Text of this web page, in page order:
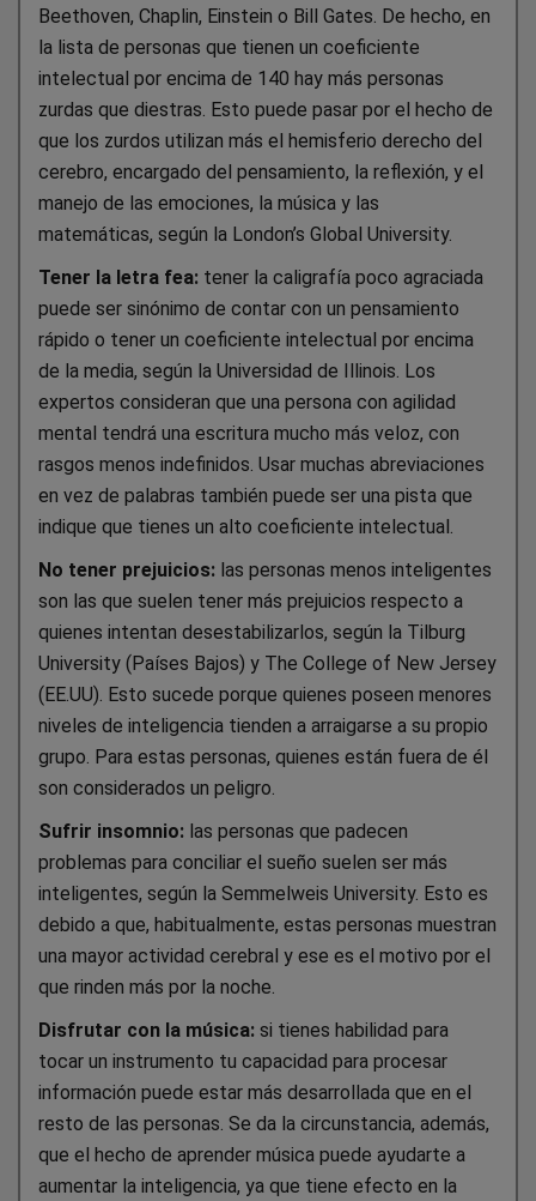
Beethoven, Chaplin, Einstein o Bill Gates. De hecho, en
la lista de personas que tienen un coeficiente
intelectual por encima de 140 hay más personas
zurdas que diestras. Esto puede pasar por el hecho de
que los zurdos utilizan más el hemisferio derecho del
cerebro, encargado del pensamiento, la reflexión, y el
manejo de las emociones, la música y las
matemáticas, según la London’s Global University.
Tener la letra fea: tener la caligrafía poco agraciada
puede ser sinónimo de contar con un pensamiento
rápido o tener un coeficiente intelectual por encima
de la media, según la Universidad de Illinois. Los
expertos consideran que una persona con agilidad
mental tendrá una escritura mucho más veloz, con
rasgos menos indefinidos. Usar muchas abreviaciones
en vez de palabras también puede ser una pista que
indique que tienes un alto coeficiente intelectual.
No tener prejuicios: las personas menos inteligentes
son las que suelen tener más prejuicios respecto a
quienes intentan desestabilizarlos, según la Tilburg
University (Países Bajos) y The College of New Jersey
(EE.UU). Esto sucede porque quienes poseen menores
niveles de inteligencia tienden a arraigarse a su propio
grupo. Para estas personas, quienes están fuera de él
son considerados un peligro.
Sufrir insomnio: las personas que padecen
problemas para conciliar el sueño suelen ser más
inteligentes, según la Semmelweis University. Esto es
debido a que, habitualmente, estas personas muestran
una mayor actividad cerebral y ese es el motivo por el
que rinden más por la noche.
Disfrutar con la música: si tienes habilidad para
tocar un instrumento tu capacidad para procesar
información puede estar más desarrollada que en el
resto de las personas. Se da la circunstancia, además,
que el hecho de aprender música puede ayudarte a
aumentar la inteligencia, ya que tiene efecto en la